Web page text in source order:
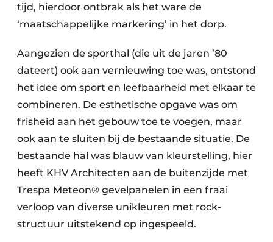
tijd, hierdoor ontbrak als het ware de
‘maatschappelijke markering’ in het dorp.
Aangezien de sporthal (die uit de jaren ’80
dateert) ook aan vernieuwing toe was, ontstond
het idee om sport en leefbaarheid met elkaar te
combineren. De esthetische opgave was om
frisheid aan het gebouw toe te voegen, maar
ook aan te sluiten bij de bestaande situatie. De
bestaande hal was blauw van kleurstelling, hier
heeft KHV Architecten aan de buitenzijde met
Trespa Meteon® gevelpanelen in een fraai
verloop van diverse unikleuren met rock-
structuur uitstekend op ingespeeld.